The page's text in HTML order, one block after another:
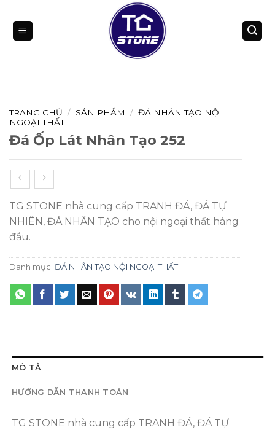
qua
nội
TRANG CHỦ / SẢN PHẨM / ĐÁ NHÂN TẠO NỘI
NGOẠI THẤT
Đá Ốp Lát Nhân Tạo 252
TG STONE nhà cung cấp TRANH ĐÁ, ĐÁ TỰ
NHIÊN, ĐÁ NHÂN TẠO cho nội ngoại thất hàng
đầu.
Danh mục: ĐÁ NHÂN TẠO NỘI NGOẠI THẤT
MÔ TẢ
HƯỚNG DẪN THANH TOÁN
TG STONE nhà cung cấp TRANH ĐÁ, ĐÁ TỰ